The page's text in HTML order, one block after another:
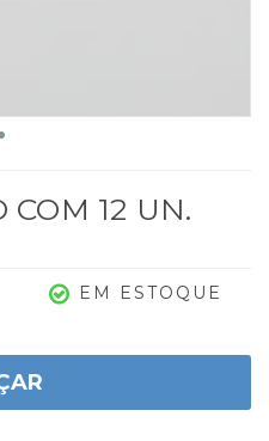
COM 12 UN.
EM ESTOQUE